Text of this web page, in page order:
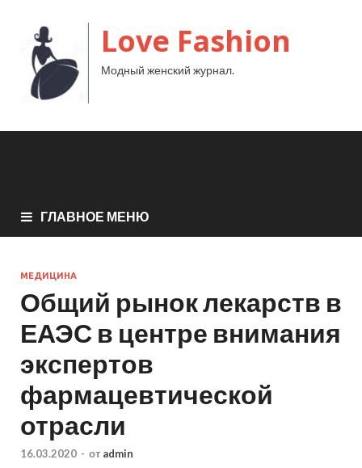
Love Fashion
Модный женский журнал.
ГЛАВНОЕ МЕНЮ
МЕДИЦИНА
Общий рынок лекарств в
ЕАЭС в центре внимания
экспертов
фармацевтической
отрасли
16.03.2020 - от admin